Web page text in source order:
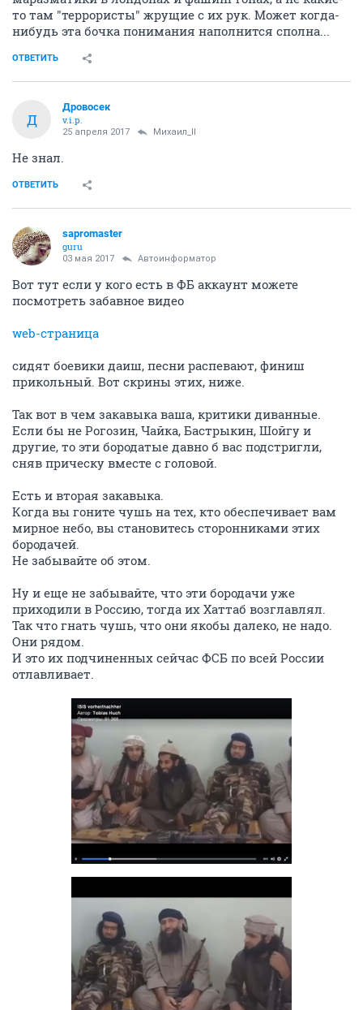
то там "террористы" жрущие с их рук. Может когда-
нибудь эта бочка понимания наполнится сполна...
ОТВЕТИТЬ
Д
Дровосек
v.i.p.
25 апреля 2017 Михаил_II
Не знал.
ОТВЕТИТЬ
sapromaster
guru
03 мая 2017 Автоинформатор
Вот тут если у кого есть в ФБ аккаунт можете
посмотреть забавное видео
web-страница
сидят боевики даиш, песни распевают, финиш
прикольный. Вот скрины этих, ниже.
Так вот в чем закавыка ваша, критики диванные.
Если бы не Рогозин, Чайка, Бастрыкин, Шойгу и
другие, то эти бородатые давно б вас подстригли,
сняв прическу вместе с головой.
Есть и вторая закавыка.
Когда вы гоните чушь на тех, кто обеспечивает вам
мирное небо, вы становитесь сторонниками этих
бородачей.
Не забывайте об этом.
Ну и еще не забывайте, что эти бородачи уже
приходили в Россию, тогда их Хаттаб возглавлял.
Так что гнать чушь, что они якобы далеко, не надо.
Они рядом.
И это их подчиненных сейчас ФСБ по всей России
отлавливает.